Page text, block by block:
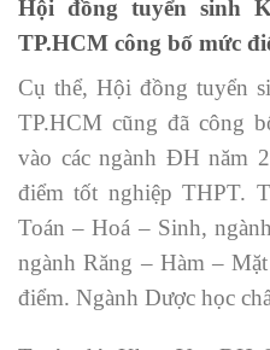
Hội đồng tuyển sinh
TP.HCM công bố mức
Cụ thể, Hội đồng tuyển
TP.HCM cũng đã công
vào các ngành ĐH năm
điểm tốt nghiệp THPT.
Toán – Hoá – Sinh,
ngành Răng – Hàm –
điểm. Ngành Dược học